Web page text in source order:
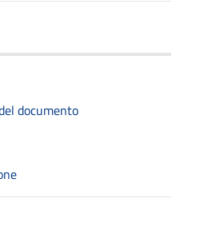
documento